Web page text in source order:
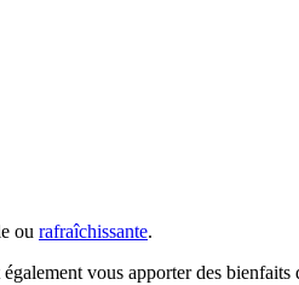
ou rafraîchissante.
vous apporter des